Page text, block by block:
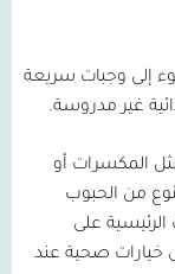
إلى وجبات سريعة
غير مدروسة.
المكسرات أو
من الحبوب
الرئيسية على
خيارات صحية عند